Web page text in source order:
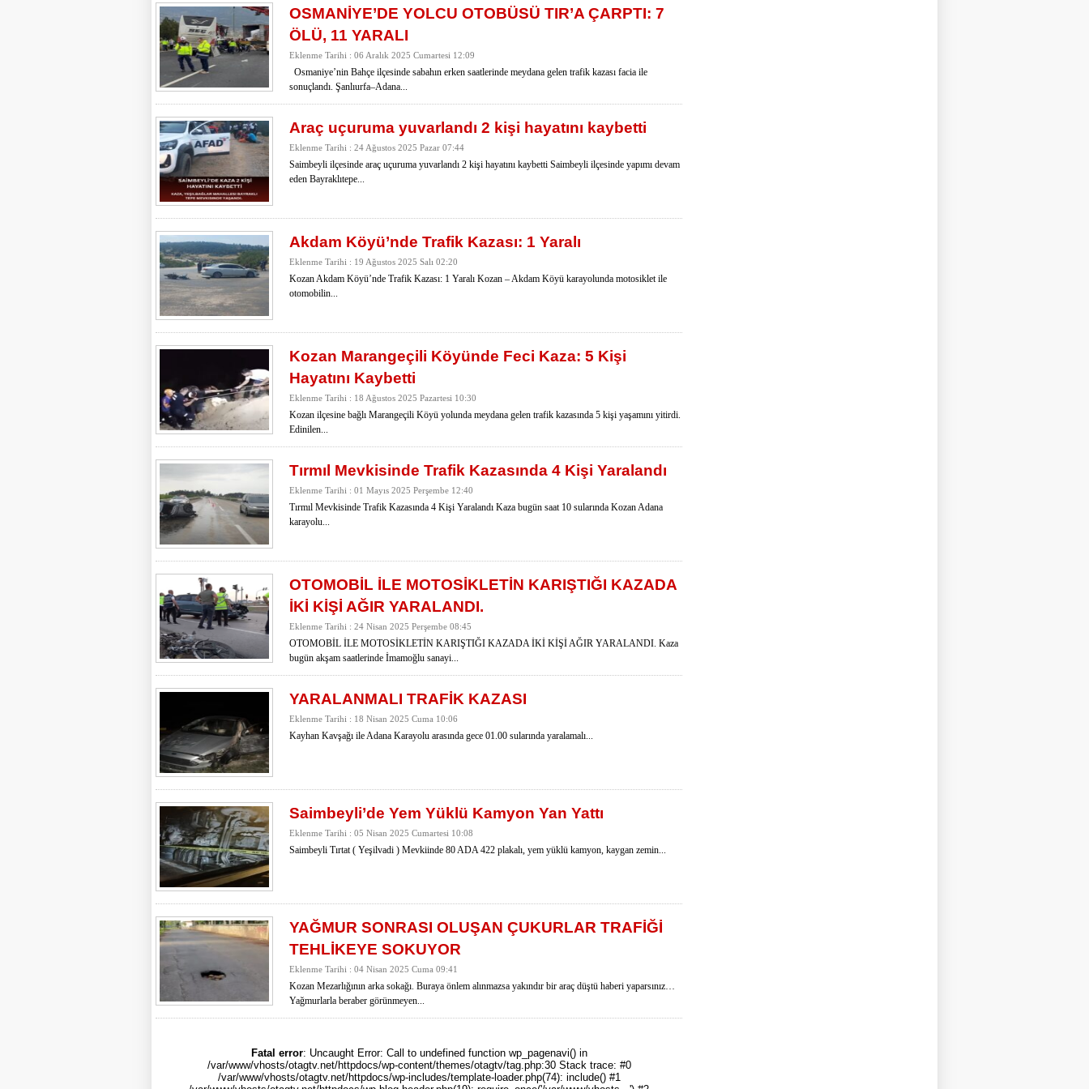
OSMANİYE’DE YOLCU OTOBÜSÜ TIR’A ÇARPTI: 7
ÖLÜ, 11 YARALI
Eklenme Tarihi : 06 Aralık 2025 Cumartesi 12:09
Osmaniye’nin Bahçe ilçesinde sabahın erken saatlerinde meydana gelen trafik kazası facia ile
sonuçlandı. Şanlıurfa–Adana...
Araç uçuruma yuvarlandı 2 kişi hayatını kaybetti
Eklenme Tarihi : 24 Ağustos 2025 Pazar 07:44
Saimbeyli ilçesinde araç uçuruma yuvarlandı 2 kişi hayatını kaybetti Saimbeyli ilçesinde yapımı devam
eden Bayraklıtepe...
Akdam Köyü’nde Trafik Kazası: 1 Yaralı
Eklenme Tarihi : 19 Ağustos 2025 Salı 02:20
Kozan Akdam Köyü’nde Trafik Kazası: 1 Yaralı Kozan – Akdam Köyü karayolunda motosiklet ile
otomobilin...
Kozan Marangeçili Köyünde Feci Kaza: 5 Kişi
Hayatını Kaybetti
Eklenme Tarihi : 18 Ağustos 2025 Pazartesi 10:30
Kozan ilçesine bağlı Marangeçili Köyü yolunda meydana gelen trafik kazasında 5 kişi yaşamını yitirdi.
Edinilen...
Tırmıl Mevkisinde Trafik Kazasında 4 Kişi Yaralandı
Eklenme Tarihi : 01 Mayıs 2025 Perşembe 12:40
Tırmıl Mevkisinde Trafik Kazasında 4 Kişi Yaralandı Kaza bugün saat 10 sularında Kozan Adana
karayolu...
OTOMOBİL İLE MOTOSİKLETİN KARIŞTIĞI KAZADA
İKİ KİŞİ AĞIR YARALANDI.
Eklenme Tarihi : 24 Nisan 2025 Perşembe 08:45
OTOMOBİL İLE MOTOSİKLETİN KARIŞTIĞI KAZADA İKİ KİŞİ AĞIR YARALANDI. Kaza
bugün akşam saatlerinde İmamoğlu sanayi...
YARALANMALI TRAFİK KAZASI
Eklenme Tarihi : 18 Nisan 2025 Cuma 10:06
Kayhan Kavşağı ile Adana Karayolu arasında gece 01.00 sularında yaralamalı...
Saimbeyli’de Yem Yüklü Kamyon Yan Yattı
Eklenme Tarihi : 05 Nisan 2025 Cumartesi 10:08
Saimbeyli Tırtat ( Yeşilvadi ) Mevkiinde 80 ADA 422 plakalı, yem yüklü kamyon, kaygan zemin...
YAĞMUR SONRASI OLUŞAN ÇUKURLAR TRAFİĞİ
TEHLİKEYE SOKUYOR
Eklenme Tarihi : 04 Nisan 2025 Cuma 09:41
Kozan Mezarlığının arka sokağı. Buraya önlem alınmazsa yakındır bir araç düştü haberi yaparsınız…
Yağmurlarla beraber görünmeyen...
Fatal error: Uncaught Error: Call to undefined function wp_pagenavi() in
/var/www/vhosts/otagtv.net/httpdocs/wp-content/themes/otagtv/tag.php:30 Stack trace: #0
/var/www/vhosts/otagtv.net/httpdocs/wp-includes/template-loader.php(74): include() #1